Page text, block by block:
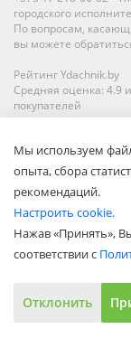
городского
По вопросам,
вы можете
Рейтинг Ydachnik.by
Средняя оценка: 4.9
покупателей
Гродно, Могилеве,
Новополоцке,
доставка
Показать полную
© ООО
Мы используем
опыта, сбора
рекомендаций.
Настроить cookie.
Нажав «Принять»,
соответствии с
Отклонить